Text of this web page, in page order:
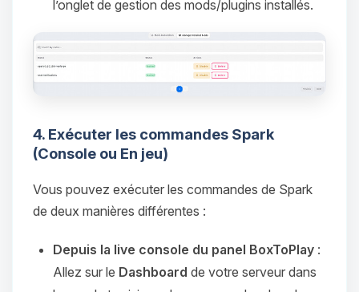
l’onglet de gestion des mods/plugins installés.
4. Exécuter les commandes Spark
(Console ou En jeu)
Vous pouvez exécuter les commandes de Spark
de deux manières différentes :
Depuis la live console du panel BoxToPlay :
Allez sur le Dashboard de votre serveur dans
tu as besoin et je vais remuer mes
petits circuits pour t’aider.
06/08/2026 à 13:24